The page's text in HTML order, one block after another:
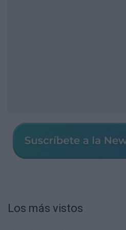
Los más vistos